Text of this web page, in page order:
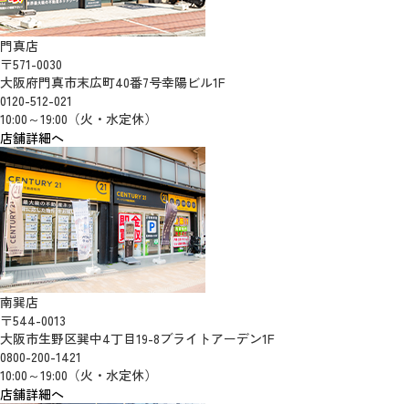
門真店
〒571-0030
大阪府門真市末広町40番7号幸陽ビル1F
0120-512-021
10:00～19:00（火・水定休）
店舗詳細へ
南巽店
〒544-0013
大阪市生野区巽中4丁目19-8ブライトアーデン1F
0800-200-1421
10:00～19:00（火・水定休）
店舗詳細へ